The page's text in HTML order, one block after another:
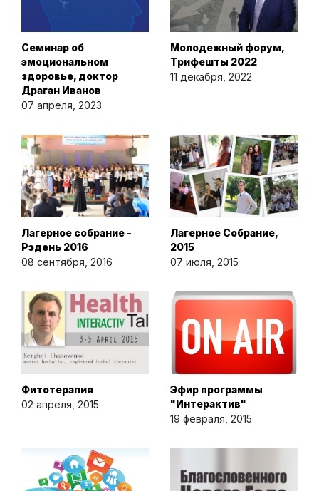
Семинар об
эмоциональном
здоровье, доктор
Драган Иванов
07 апреля, 2023
Молодежный форум,
Трифешты 2022
11 декабря, 2022
Лагерное собрание -
Рэдень 2016
08 сентября, 2016
Лагерное Собрание,
2015
07 июля, 2015
Фитотерапия
02 апреля, 2015
Эфир программы
"Интерактив"
19 февраля, 2015